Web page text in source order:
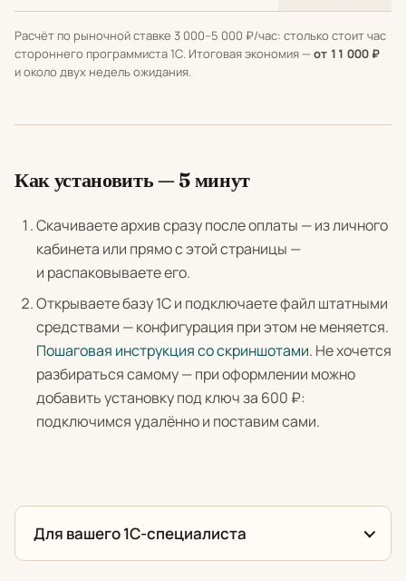
Расчёт по рыночной ставке 3 000–5 000 ₽/час: столько стоит час
стороннего программиста 1С. Итоговая экономия —от 11 000 ₽
и около двух недель ожидания.
Как установить — 5 минут
Скачиваете архив сразу после оплаты — из личного
кабинета или прямо с этой страницы —
и распаковываете его.
Открываете базу 1С и подключаете файл штатными
средствами — конфигурация при этом не меняется.
Пошаговая инструкция со скриншотами. Не хочется
разбираться самому — при оформлении можно
добавить установку под ключ за 600 ₽:
подключимся удалённо и поставим сами.
Для вашего 1С-специалиста